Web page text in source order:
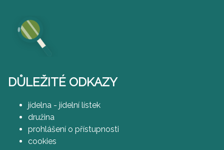
DŮLEŽITÉ ODKAZY
jídelna - jídelní lístek
družina
prohlášení o přístupnosti
cookies